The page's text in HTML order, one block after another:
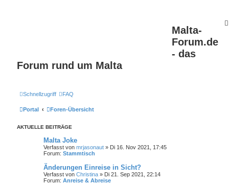
Malta-
Forum.de
- das
Forum rund um Malta
Schnellzugriff FAQ
Portal Foren-Übersicht
AKTUELLE BEITRÄGE
Malta Joke
Verfasst von mrjasonaut » Di 16. Nov 2021, 17:45
Forum: Stammtisch
Änderungen Einreise in Sicht?
Verfasst von Christina » Di 21. Sep 2021, 22:14
Forum: Anreise & Abreise